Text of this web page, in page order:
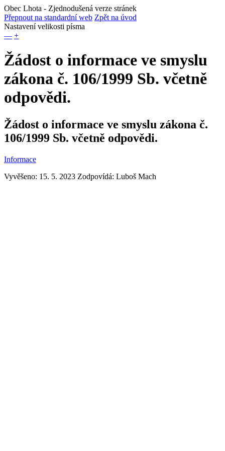
Obec Lhota - Zjednodušená verze stránek
Přepnout na standardní web Zpět na úvod
Nastavení velikosti písma
— +
Žádost o informace ve smyslu
zákona č. 106/1999 Sb. včetně
odpovědi.
Žádost o informace ve smyslu zákona č.
106/1999 Sb. včetně odpovědi.
Informace
Vyvěšeno: 15. 5. 2023 Zodpovídá: Luboš Mach